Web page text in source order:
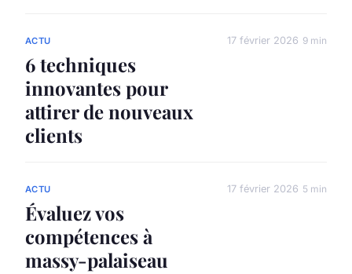
ACTU
6 techniques
innovantes pour
attirer de nouveaux
clients
17 février 2026 9 min
ACTU
Évaluez vos
compétences à
massy-palaiseau
17 février 2026 5 min